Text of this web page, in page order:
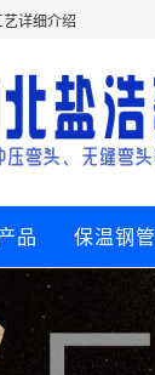
详细介绍
品 保温钢管